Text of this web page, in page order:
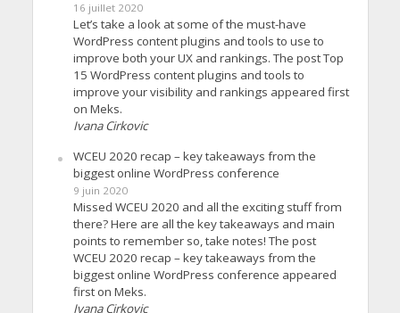
16 juillet 2020
Let’s take a look at some of the must-have
WordPress content plugins and tools to use to
improve both your UX and rankings. The post Top
15 WordPress content plugins and tools to
improve your visibility and rankings appeared first
on Meks.
Ivana Cirkovic
WCEU 2020 recap – key takeaways from the
biggest online WordPress conference
9 juin 2020
Missed WCEU 2020 and all the exciting stuff from
there? Here are all the key takeaways and main
points to remember so, take notes! The post
WCEU 2020 recap – key takeaways from the
biggest online WordPress conference appeared
first on Meks.
Ivana Cirkovic